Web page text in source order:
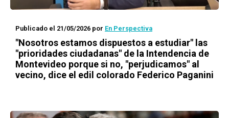
Publicado el 21/05/2026 por En Perspectiva
"Nosotros estamos dispuestos a estudiar" las
"prioridades ciudadanas" de la Intendencia de
Montevideo porque si no, "perjudicamos" al
vecino, dice el edil colorado Federico Paganini